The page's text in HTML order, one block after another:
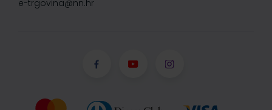
e-trgovina@nn.hr